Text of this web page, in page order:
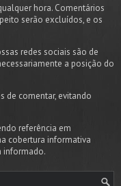
hora. Comentários
serão excluídos, e os
redes sociais são de
a posição do
de comentar, evitando
referência em
cobertura informativa
informado.